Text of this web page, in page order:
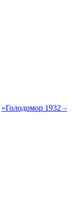
«Голодомор 1932 –